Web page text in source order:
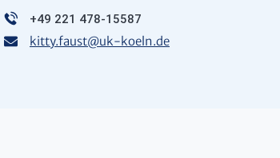
+49 221 478-15587
kitty.faust@uk-koeln.de